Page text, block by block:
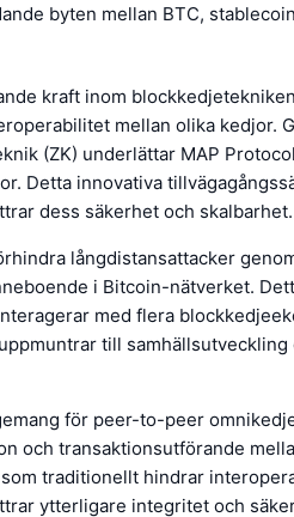
byten mellan BTC,
kraft inom
mellan olika kedjor.
(ZK) underlättar MAP
Detta innovativa
dess säkerhet och skalbarhet.
långdistansattacker
i Bitcoin-nätverket.
med flera
till samhällsutveckling
för peer-to-peer
och transaktionsutförande
traditionellt hindrar
ytterligare integritet och